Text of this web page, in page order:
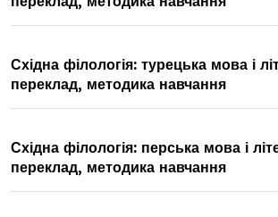
Східна філологія: турецька мова і
переклад, методика навчання
Східна філологія: перська мова і
переклад, методика навчання